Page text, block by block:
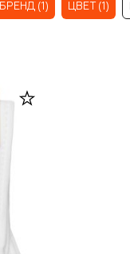
БРЕНД (1) ЦВЕТ (1)